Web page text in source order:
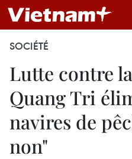
SOCIÉTÉ
Lutte contre
Quang Tri
navires de
non"